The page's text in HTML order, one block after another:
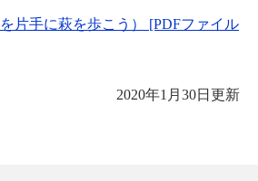
片手に萩を歩こう） [PDFファイル
2020年1月30日更新